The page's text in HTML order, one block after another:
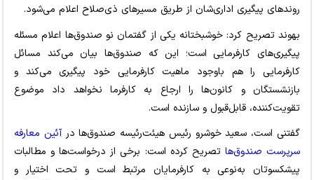
روندهای پیگیری اداری‌شان از طریق مسیرهای ذی‌صلاح اعلام می‌شود.
بهوند تصریح کرد: خوشبختانه یکی از گفتمان نو صندوق‌ها اعلام مسئله
پیگیری‌های کارفرمایی است؛ این که صندوق‌ها بیان می‌کند مسائل
کارفرمایی را هم باوجود ماهیت کارفرمایی خود پیگیری می‌کند و
بازنشستگان و کانون‌ها را ارجاع به کارفرما نخواهد داد موضوع
تقویت‌کننده، قابل‌قبول و سازنده است.
گفتنی است، سعید خوشرو رئیس هیئت‌رئیسه صندوق‌ها درآئین معارفه
سرپرست صندوق‌ها تصریح کرده است: برخی از درخواست‌ها و مطالبات
پیشکسوتان به‌نوعی به کارفرمایان مرتبط است و تحت اختیار و